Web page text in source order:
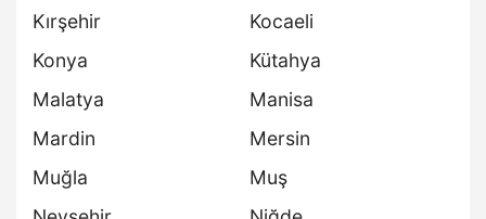
Kırşehir
Kocaeli
Konya
Kütahya
Malatya
Manisa
Mardin
Mersin
Muğla
Muş